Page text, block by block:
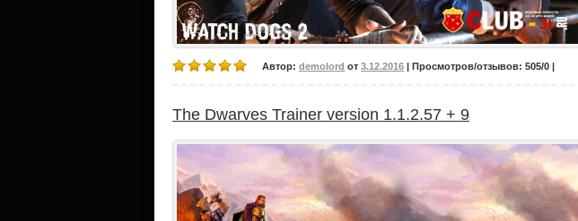
Автор: demolord от 3.12.2016 | Просмотров/отзывов: 505/0 |
The Dwarves Trainer version 1.1.2.57 + 9